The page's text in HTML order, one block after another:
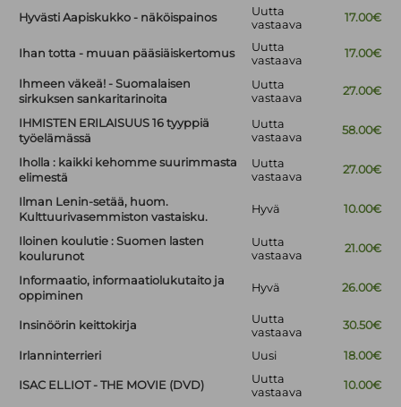
Hyvästi Aapiskukko - näköispainos
Uutta
vastaava
17.00€
Ihan totta - muuan pääsiäiskertomus
Uutta
vastaava
17.00€
Ihmeen väkeä! - Suomalaisen
sirkuksen sankaritarinoita
Uutta
vastaava
27.00€
IHMISTEN ERILAISUUS 16 tyyppiä
työelämässä
Uutta
vastaava
58.00€
Iholla : kaikki kehomme suurimmasta
elimestä
Uutta
vastaava
27.00€
Ilman Lenin-setää, huom.
Kulttuurivasemmiston vastaisku.
Hyvä 10.00€
Iloinen koulutie : Suomen lasten
koulurunot
Uutta
vastaava
21.00€
Informaatio, informaatiolukutaito ja
oppiminen
Hyvä 26.00€
Insinöörin keittokirja
Uutta
vastaava
30.50€
Irlanninterrieri Uusi 18.00€
ISAC ELLIOT - THE MOVIE (DVD)
Uutta
vastaava
10.00€